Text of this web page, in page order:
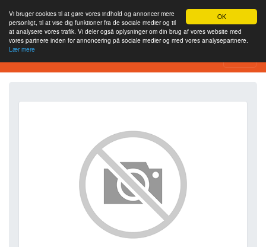
OK
Vi bruger cookies til at gøre vores indhold og annoncer mere
personligt, til at vise dig funktioner fra de sociale medier og til
at analysere vores trafik. Vi deler også oplysninger om din brug af vores website med
vores partnere inden for annoncering på sociale medier og med vores analysepartnere.
Lær mere
SEO Analytics